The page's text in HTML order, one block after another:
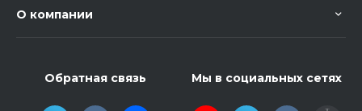
О компании
Обратная связь Мы в социальных сетях